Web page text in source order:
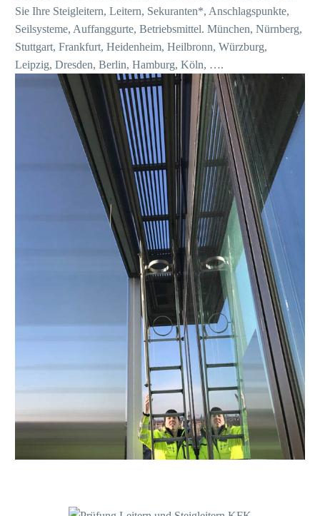
Sie Ihre Steigleitern, Leitern, Sekuranten*, Anschlagspunkte,
Seilsysteme, Auffanggurte, Betriebsmittel. München, Nürnberg,
Stuttgart, Frankfurt, Heidenheim, Heilbronn, Würzburg,
Leipzig, Dresden, Berlin, Hamburg, Köln, ….